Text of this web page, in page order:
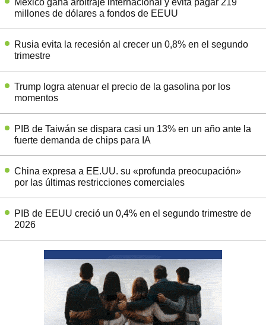
millones de dólares a fondos de EEUU
Rusia evita la recesión al crecer un 0,8% en el segundo
trimestre
Trump logra atenuar el precio de la gasolina por los
momentos
PIB de Taiwán se dispara casi un 13% en un año ante la
fuerte demanda de chips para IA
China expresa a EE.UU. su «profunda preocupación»
por las últimas restricciones comerciales
PIB de EEUU creció un 0,4% en el segundo trimestre de
2026